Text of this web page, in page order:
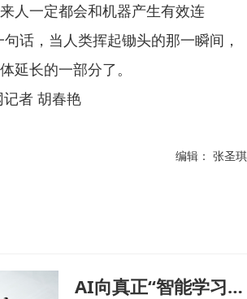
人一定都会和机器产生有效连
话，当人类挥起锄头的那一瞬间，
延长的一部分了。
者 胡春艳
编辑： 张圣琪
AI向真正“智能学习体”迈进